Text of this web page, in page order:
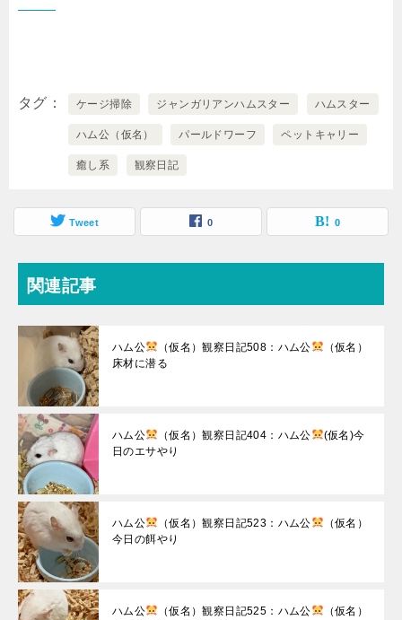
タグ ケージ掃除 ジャンガリアンハムスター ハムスター
ハム公（仮名） パールドワーフ ペットキャリー
癒し系 観察日記
Tweet 0 0
関連記事
ハム公 （仮名）観察日記508：ハム公
（仮名）
床材に潜る
ハム公 （仮名）観察日記404：ハム公
(仮名)今
日のエサやり
ハム公 （仮名）観察日記523：ハム公
（仮名）
今日の餌やり
ハム公 （仮名）観察日記525：ハム公
（仮名）